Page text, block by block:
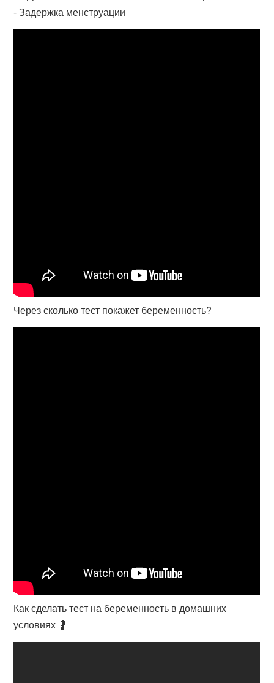
- Задержка менструации
Через сколько тест покажет беременность?
Как сделать тест на беременность в домашних
условиях 🤰